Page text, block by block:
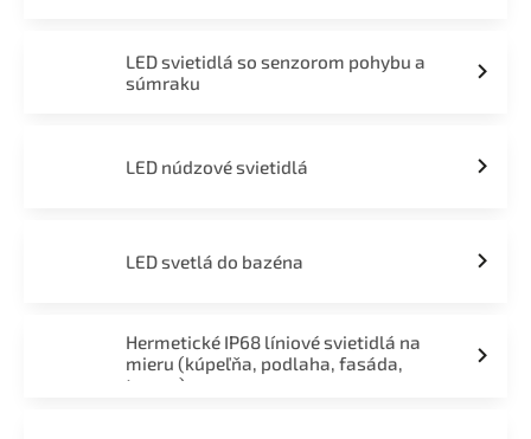
LED svietidlá so senzorom pohybu a
súmraku
LED núdzové svietidlá
LED svetlá do bazéna
Hermetické IP68 líniové svietidlá na
mieru (kúpeľňa, podlaha, fasáda,
terasa)